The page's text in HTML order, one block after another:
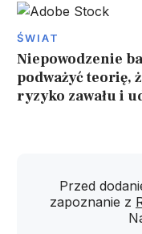
ŚWIAT
Niepowodzenie
podważyć teorię,
ryzyko zawału i
Przed
zapoznanie z